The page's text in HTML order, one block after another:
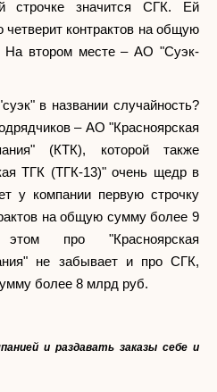
строчке значится СГК. Ей
четверит контрактов на общую
втором месте – АО "Суэк-
в названии случайность?
– АО "Красноярская
(КТК), которой также
ТГК (ТГК-13)" очень щедр в
у компании первую строчку
на общую сумму более 9
про "Красноярская
не забывает и про СГК,
более 8 млрд руб.
и раздавать заказы себе и